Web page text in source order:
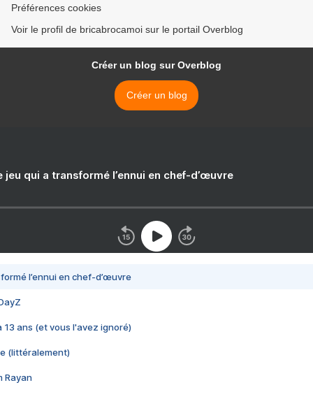
Préférences cookies
Voir le profil de bricabrocamoi sur le portail Overblog
Créer un blog sur Overblog
Créer un blog
jeu qui a transformé l’ennui en chef-d’œuvre
l’ennui en chef-d’œuvre
13 ans (et vous l'avez ignoré)
(littéralement)
Rayan